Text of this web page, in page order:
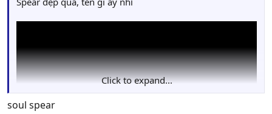
Click to expand...
soul spear